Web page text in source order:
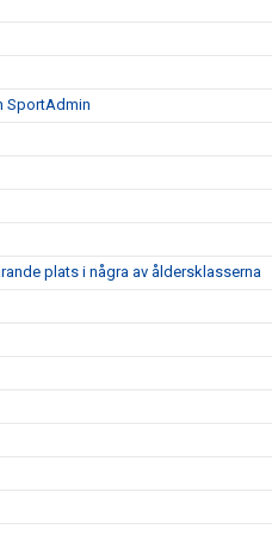
SportAdmin
plats i några av åldersklasserna